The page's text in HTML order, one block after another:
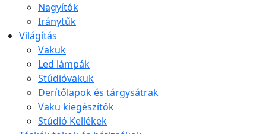
Nagyítók
Iránytűk
Világítás
Vakuk
Led lámpák
Stúdióvakuk
Derítőlapok és tárgysátrak
Vaku kiegészítők
Stúdió Kellékek